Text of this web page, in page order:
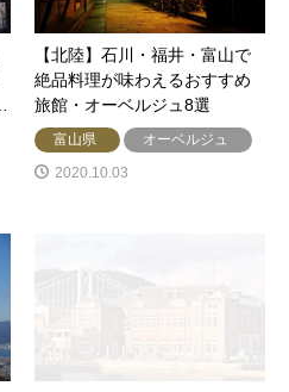
【北陸】石川・福井・富山で
絶品料理が味わえるおすすめ
旅館・オーベルジュ8選
富山県
オーベルジュ
2020.10.03